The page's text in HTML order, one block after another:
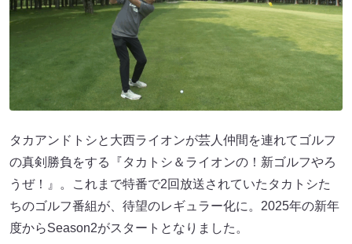
タカアンドトシと大西ライオンが芸人仲間を連れてゴルフ
の真剣勝負をする『タカトシ＆ライオンの！新ゴルフやろ
うぜ！』。これまで特番で2回放送されていたタカトシた
ちのゴルフ番組が、待望のレギュラー化に。2025年の新年
度からSeason2がスタートとなりました。